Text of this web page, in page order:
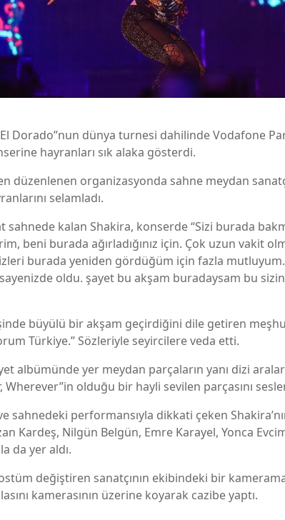
Dorado”nun dünya turnesi dahilinde Vodafone
hayranları sık alaka gösterdi.
düzenlenen organizasyonda sahne meydan
selamladı.
sahnede kalan Shakira, konserde “Sizi burada
beni burada ağırladığınız için. Çok uzun vakit
burada yeniden gördüğüm için fazla
oldu. şayet bu akşam buradaysam bu
büyülü bir akşam geçirdiğini dile getiren meşhur
Türkiye.” Sözleriyle seyircilere veda etti.
albümünde yer meydan parçaların yanı dizi
Wherever”in olduğu bir hayli sevilen parçasını
sahnedeki performansıyla dikkati çeken
Kardeş, Nilgün Belgün, Emre Karayel, Yonca
da yer aldı.
değiştiren sanatçının ekibindeki bir
kamerasının üzerine koyarak cazibe yaptı.